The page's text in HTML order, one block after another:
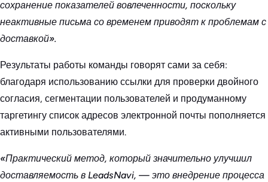
сохранение показателей вовлеченности, поскольку
неактивные письма со временем приводят к проблемам с
доставкой».
Результаты работы команды говорят сами за себя:
благодаря использованию ссылки для проверки двойного
согласия, сегментации пользователей и продуманному
таргетингу список адресов электронной почты пополняется
активными пользователями.
«Практический метод, который значительно улучшил
доставляемость в LeadsNavi, — это внедрение процесса